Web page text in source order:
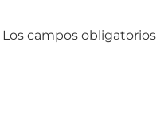
Los campos obligatorios